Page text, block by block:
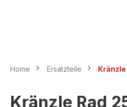
Home Ersatzteile
Kränzle Rad